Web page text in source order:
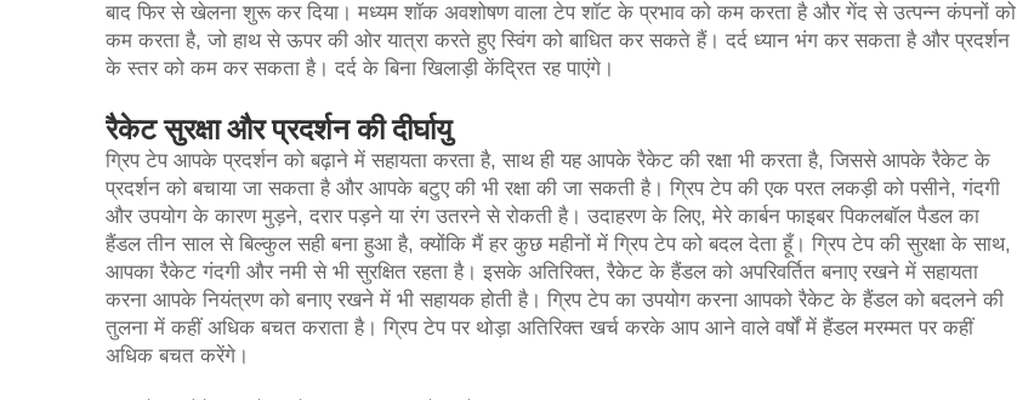
बाद फिर से खेलना शुरू कर दिया। मध्यम शॉक अवशोषण वाला टेप शॉट के प्रभाव को कम करता है और गेंद से उत्पन्न कंपनों को
कम करता है, जो हाथ से ऊपर की ओर यात्रा करते हुए स्विंग को बाधित कर सकते हैं। दर्द ध्यान भंग कर सकता है और प्रदर्शन
के स्तर को कम कर सकता है। दर्द के बिना खिलाड़ी केंद्रित रह पाएंगे।
रैकेट सुरक्षा और प्रदर्शन की दीर्घायु
ग्रिप टेप आपके प्रदर्शन को बढ़ाने में सहायता करता है, साथ ही यह आपके रैकेट की रक्षा भी करता है, जिससे आपके रैकेट के
प्रदर्शन को बचाया जा सकता है और आपके बटुए की भी रक्षा की जा सकती है। ग्रिप टेप की एक परत लकड़ी को पसीने, गंदगी
और उपयोग के कारण मुड़ने, दरार पड़ने या रंग उतरने से रोकती है। उदाहरण के लिए, मेरे कार्बन फाइबर पिकलबॉल पैडल का
हैंडल तीन साल से बिल्कुल सही बना हुआ है, क्योंकि मैं हर कुछ महीनों में ग्रिप टेप को बदल देता हूँ। ग्रिप टेप की सुरक्षा के साथ,
आपका रैकेट गंदगी और नमी से भी सुरक्षित रहता है। इसके अतिरिक्त, रैकेट के हैंडल को अपरिवर्तित बनाए रखने में सहायता
करना आपके नियंत्रण को बनाए रखने में भी सहायक होती है। ग्रिप टेप का उपयोग करना आपको रैकेट के हैंडल को बदलने की
तुलना में कहीं अधिक बचत कराता है। ग्रिप टेप पर थोड़ा अतिरिक्त खर्च करके आप आने वाले वर्षों में हैंडल मरम्मत पर कहीं
अधिक बचत करेंगे।